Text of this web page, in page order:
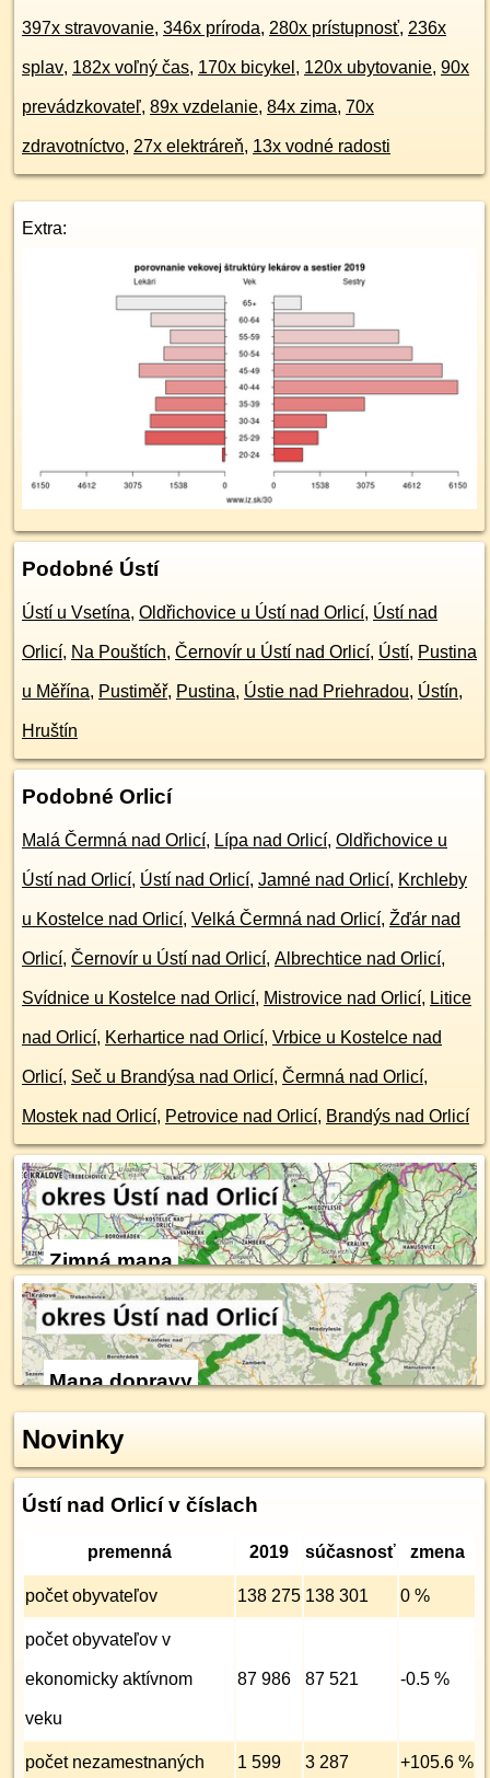
397x stravovanie, 346x príroda, 280x prístupnosť, 236x
splav, 182x voľný čas, 170x bicykel , 120x ubytovanie, 90x
prevádzkovateľ, 89x vzdelanie, 84x zima, 70x
zdravotníctvo, 27x elektráreň, 13x vodné radosti
Extra:
Podobné Ústí
Ústí u Vsetína, Oldřichovice u Ústí nad Orlicí, Ústí nad
Orlicí, Na Pouštích, Černovír u Ústí nad Orlicí, Ústí, Pustina
u Měřína, Pustiměř, Pustina, Ústie nad Priehradou, Ústín,
Hruštín
Podobné Orlicí
Malá Čermná nad Orlicí, Lípa nad Orlicí, Oldřichovice u
Ústí nad Orlicí, Ústí nad Orlicí, Jamné nad Orlicí, Krchleby
u Kostelce nad Orlicí, Velká Čermná nad Orlicí, Žďár nad
Orlicí, Černovír u Ústí nad Orlicí, Albrechtice nad Orlicí,
Svídnice u Kostelce nad Orlicí, Mistrovice nad Orlicí, Litice
nad Orlicí, Kerhartice nad Orlicí, Vrbice u Kostelce nad
Orlicí, Seč u Brandýsa nad Orlicí, Čermná nad Orlicí,
Mostek nad Orlicí, Petrovice nad Orlicí, Brandýs nad Orlicí
Zimná mapa
Mapa dopravy
Novinky
Ústí nad Orlicí v číslach
premenná 2019 súčasnosť zmena
počet obyvateľov 138 275 138 301 0 %
počet obyvateľov v
ekonomicky aktívnom
veku
87 986 87 521 -0.5 %
počet nezamest­naných 1 599 3 287 +105.6 %